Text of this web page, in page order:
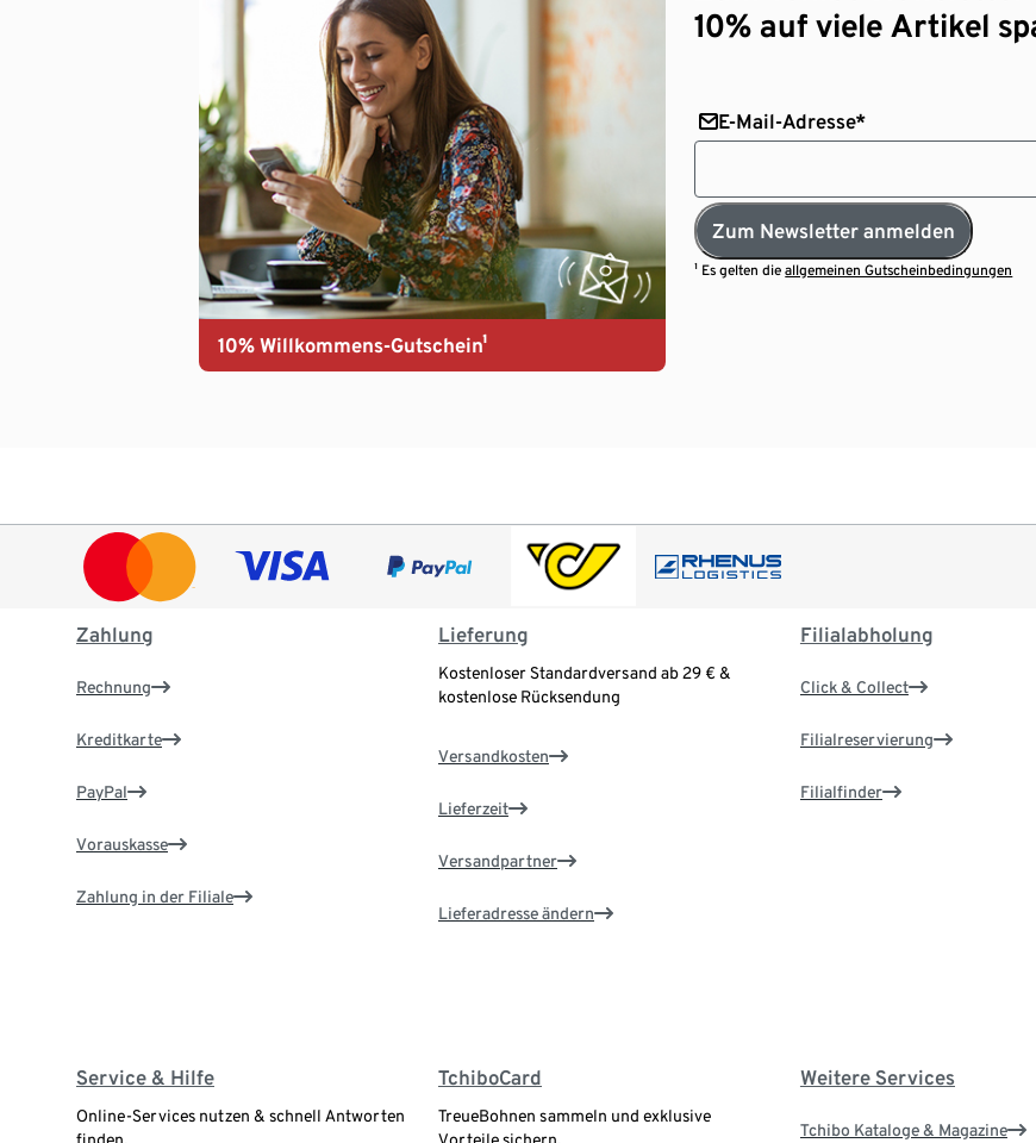
10% Willkommens-Gutschein¹
10% auf viele Artikel
E-Mail-Adresse*
Zum Newsletter anmelden
¹ Es gelten dieallgemeinen Gutscheinbedingungen
Zahlung
Rechnung
Kreditkarte
PayPal
Vorauskasse
Zahlung in der Filiale
Lieferung
Kostenloser Standardversand ab 29 € &
kostenlose Rücksendung
Versandkosten
Lieferzeit
Versandpartner
Lieferadresse ändern
Filialabholung
Click & Collect
Filialreservierung
Filialfinder
Service & Hilfe
Online-Services nutzen & schnell Antworten
TchiboCard
TreueBohnen sammeln und exklusive
Weitere Services
Tchibo Kataloge & Magazine